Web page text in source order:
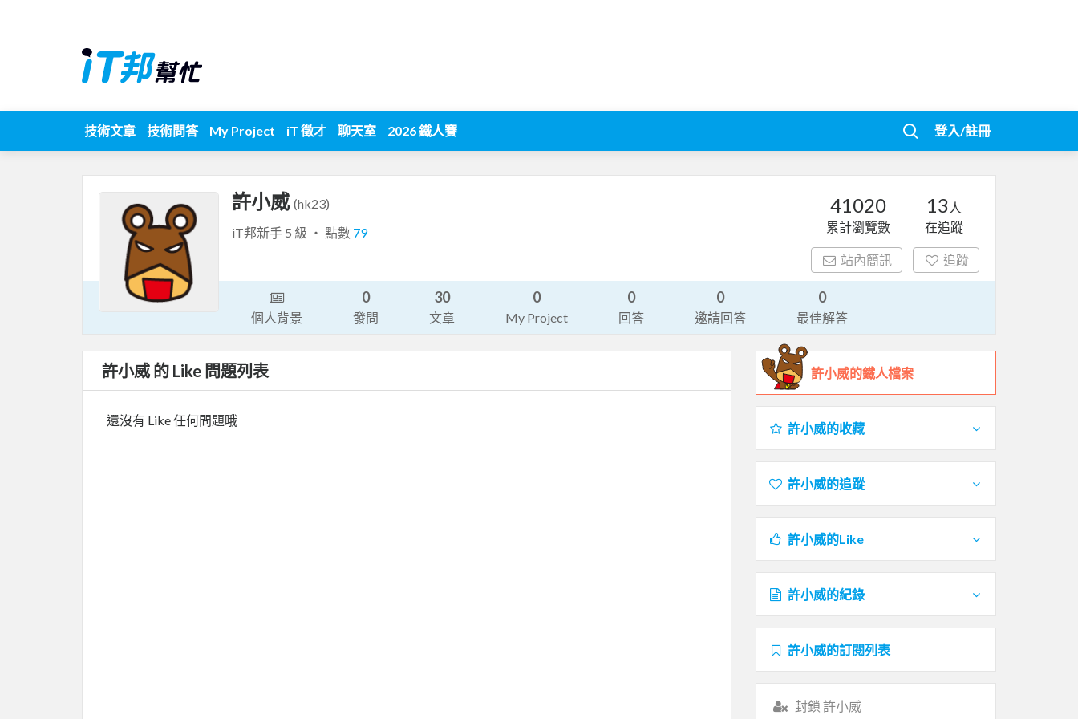
技術文章 技術問答 My Project iT 徵才 聊天室 2026 鐵人賽 登入/註冊
許小威 (hk23)
iT邦新手 5 級 ‧ 點數 79
41020
累計瀏覽數
13 人
在追蹤
站內簡訊 追蹤
個人背景
0
發問
30
文章
0
My Project
0
回答
0
邀請回答
0
最佳解答
許小威 的 Like 問題列表
還沒有 Like 任何問題哦
許小威的鐵人檔案
許小威的收藏
許小威的追蹤
許小威的Like
許小威的紀錄
許小威的訂閱列表
封鎖 許小威